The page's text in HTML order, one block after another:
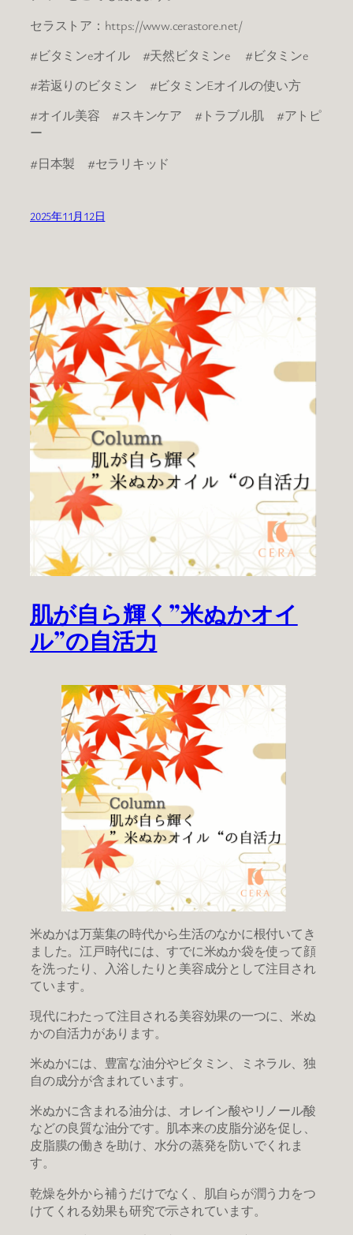
セラストア：https://www.cerastore.net/
#ビタミンeオイル #天然ビタミンe #ビタミンe
#若返りのビタミン #ビタミンEオイルの使い方
#オイル美容 #スキンケア #トラブル肌 #アトピ
ー
#日本製 #セラリキッド
2025年11月12日
肌が自ら輝く”米ぬかオイ
ル”の自活力
米ぬかは万葉集の時代から生活のなかに根付いてき
ました。江戸時代には、すでに米ぬか袋を使って顔
を洗ったり、入浴したりと美容成分として注目され
ています。
現代にわたって注目される美容効果の一つに、米ぬ
かの自活力があります。
米ぬかには、豊富な油分やビタミン、ミネラル、独
自の成分が含まれています。
米ぬかに含まれる油分は、オレイン酸やリノール酸
などの良質な油分です。肌本来の皮脂分泌を促し、
皮脂膜の働きを助け、水分の蒸発を防いでくれま
す。
乾燥を外から補うだけでなく、肌自らが潤う力をつ
けてくれる効果も研究で示されています。